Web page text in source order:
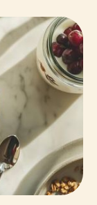
Comment
pour